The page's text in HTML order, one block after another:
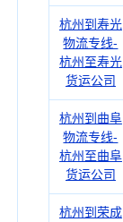
杭州到寿光
物流专线-
杭州至寿光
货运公司
杭州到曲阜
物流专线-
杭州至曲阜
货运公司
杭州到荣成